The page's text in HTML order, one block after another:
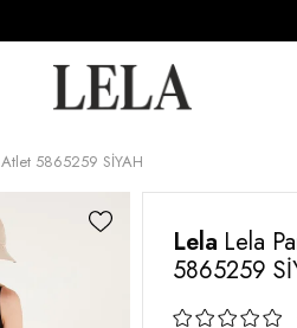
5865259 SİYAH
Lela Lela
5865259